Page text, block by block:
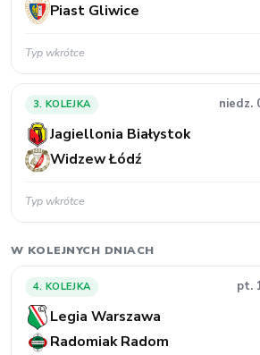
Piast Gliwice
Typ wkrótce
3. KOLEJKA niedz.
Jagiellonia Białystok
Widzew Łódź
Typ wkrótce
W KOLEJNYCH DNIACH
4. KOLEJKA pt.
Legia Warszawa
Radomiak Radom